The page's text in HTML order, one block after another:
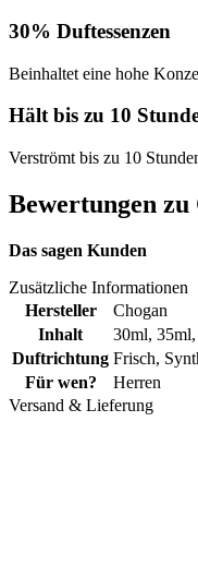
30% Duftessenzen
Beinhaltet eine hohe
Hält bis zu 10
Verströmt bis zu 10
Bewertungen zu
Das sagen Kunden
Zusätzliche Informationen
Hersteller
Chogan
Inhalt
30ml, 35ml,
Duftrichtung Frisch,
Für wen?
Herren
Versand & Lieferung